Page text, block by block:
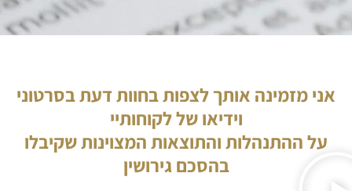
אני מזמינה אותך לצפות בחוות דעת בסרטוני
וידיאו של לקוחותיי
על ההתנהלות והתוצאות המצוינות שקיבלו
בהסכם גירושין